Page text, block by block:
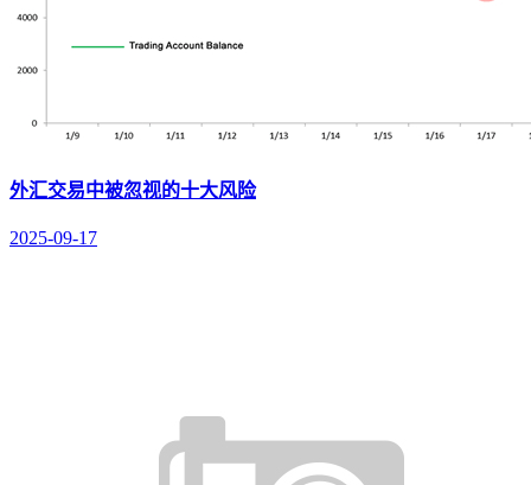
外汇交易中被忽视的十大风险
2025-09-17